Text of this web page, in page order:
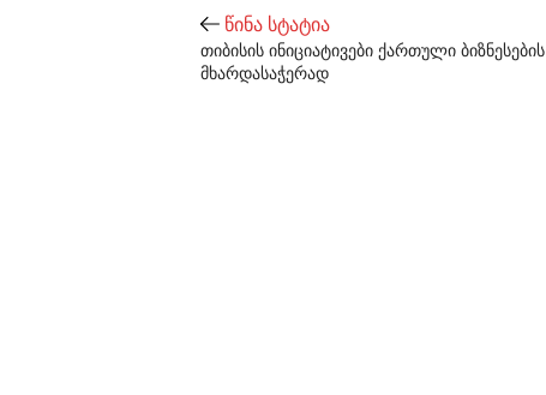
წინა სტატია
თიბისის ინიციატივები ქართული ბიზნესების
მხარდასაჭერად